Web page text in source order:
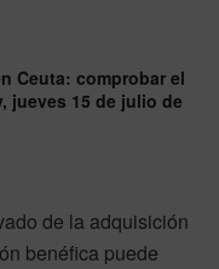
Ceuta: comprobar el
jueves 15 de julio de
de la adquisición
benéfica puede